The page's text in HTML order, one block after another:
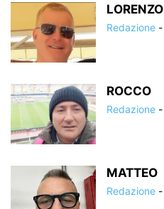
LORENZO
Redazione -
ROCCO
Redazione -
MATTEO
Redazione -